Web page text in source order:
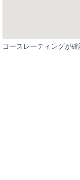
コースレーティングが確